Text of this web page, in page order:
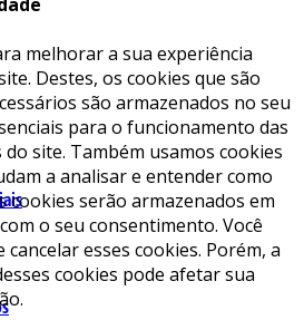
melhorar a sua experiência
Destes, os cookies que são
são armazenados no seu
para o funcionamento das
site. Também usamos cookies
a analisar e entender como
cookies serão armazenados em
o seu consentimento. Você
esses cookies. Porém, a
cookies pode afetar sua